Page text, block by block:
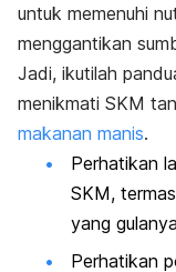
untuk memenuhi
menggantikan
Jadi, ikutilah
menikmati SKM
makanan manis.
Perhatikan
SKM,
yang
Perhatikan